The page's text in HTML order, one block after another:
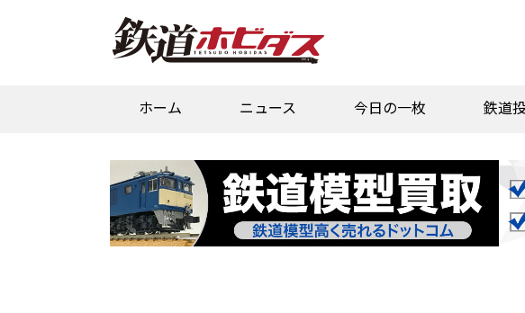
ホーム ニュース 今日の一枚 鉄道